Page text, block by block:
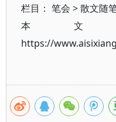
栏目： 笔会 >散文随
本文
https://